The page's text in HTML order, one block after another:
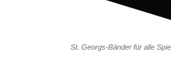
St. Georgs-Bänder für alle